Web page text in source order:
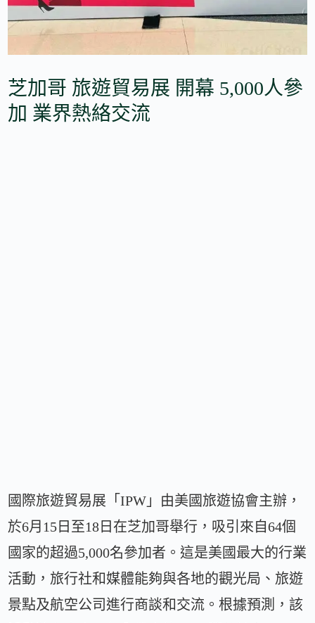
芝加哥 旅遊貿易展 開幕 5,000人參
加 業界熱絡交流
國際旅遊貿易展「IPW」由美國旅遊協會主辦，
於6月15日至18日在芝加哥舉行，吸引來自64個
國家的超過5,000名參加者。這是美國最大的行業
活動，旅行社和媒體能夠與各地的觀光局、旅遊
景點及航空公司進行商談和交流。根據預測，該